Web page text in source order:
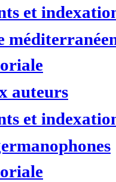
et
auteurs
et